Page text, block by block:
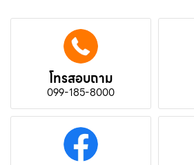
โทรสอบถาม
099-185-8000